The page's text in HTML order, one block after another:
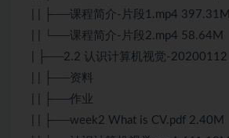
| | ├──课程简介-片段1.mp4 397.31M
| | └──课程简介-片段2.mp4 58.64M
| ├──2.2 认识计算机视觉-20200112
| | ├──资料
| | ├──作业
| | ├──week2 What is CV.pdf 2.40M